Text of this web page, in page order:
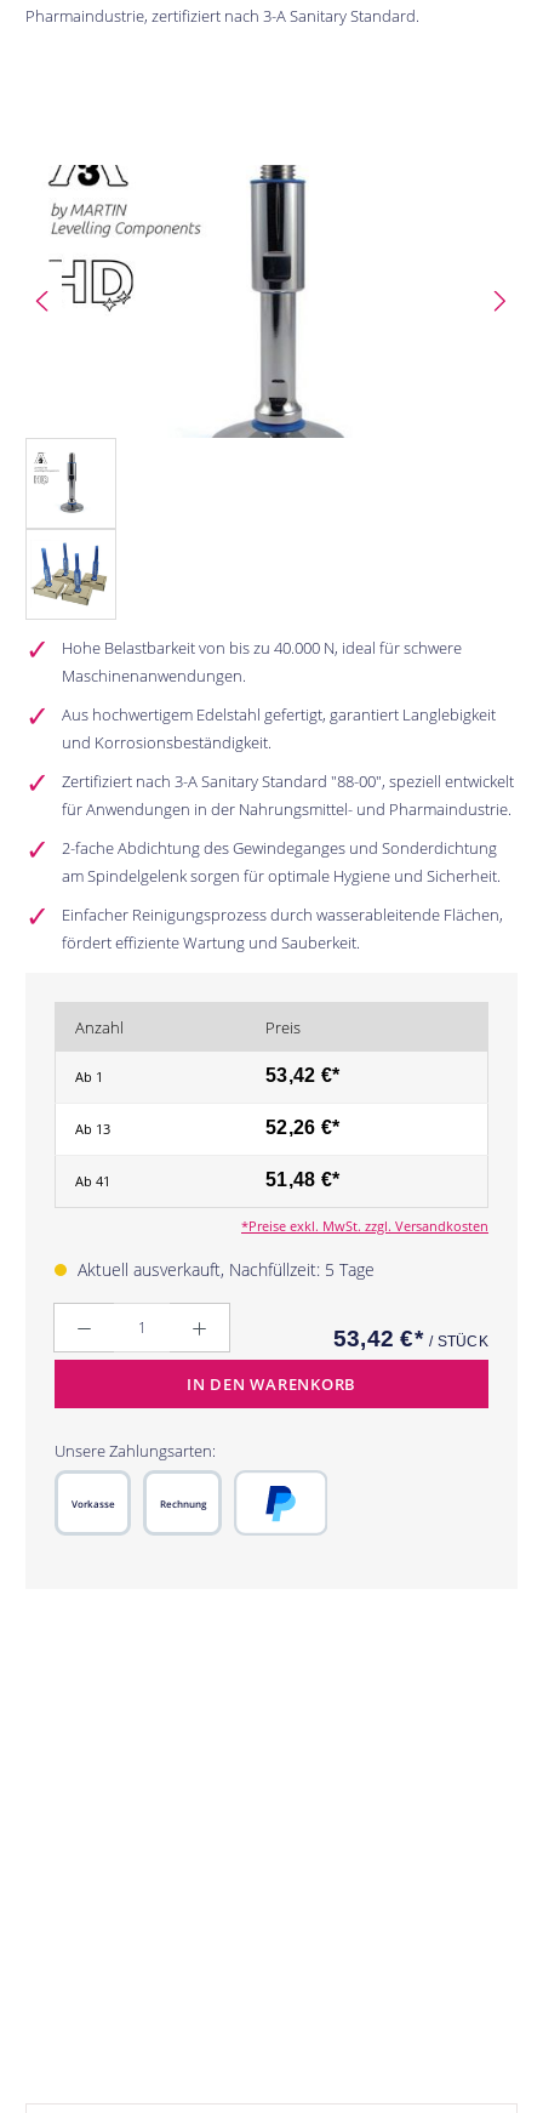
Pharmaindustrie, zertifiziert nach 3-A Sanitary Standard.
Bildergalerie überspringen
Hohe Belastbarkeit von bis zu 40.000 N, ideal für schwere
Maschinenanwendungen.
Aus hochwertigem Edelstahl gefertigt, garantiert Langlebigkeit
und Korrosionsbeständigkeit.
Zertifiziert nach 3-A Sanitary Standard "88-00", speziell entwickelt
für Anwendungen in der Nahrungsmittel- und Pharmaindustrie.
2-fache Abdichtung des Gewindeganges und Sonderdichtung
am Spindelgelenk sorgen für optimale Hygiene und Sicherheit.
Einfacher Reinigungsprozess durch wasserableitende Flächen,
fördert effiziente Wartung und Sauberkeit.
Anzahl Preis
Ab 1 53,42 €*
Ab 13 52,26 €*
Ab 41 51,48 €*
*Preise exkl. MwSt. zzgl. Versandkosten
Aktuell ausverkauft, Nachfüllzeit: 5 Tage
Anzahl
53,42 €*/ STÜCK
IN DEN WARENKORB
Unsere Zahlungsarten:
Rechnung
Vorkasse